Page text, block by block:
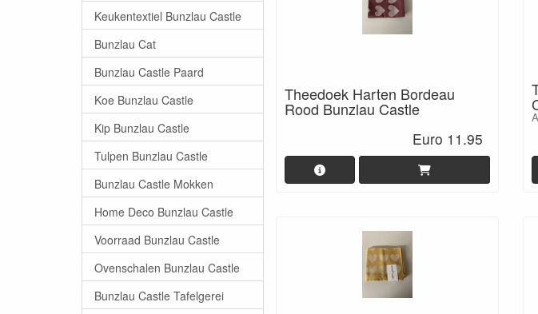
Keukentextiel Bunzlau Castle
Bunzlau Cat
Bunzlau Castle Paard
Koe Bunzlau Castle
Kip Bunzlau Castle
Tulpen Bunzlau Castle
Bunzlau Castle Mokken
Home Deco Bunzlau Castle
Voorraad Bunzlau Castle
Ovenschalen Bunzlau Castle
Bunzlau Castle Tafelgerei
Theedoek Harten Bordeau
Rood Bunzlau Castle
Euro 11.95